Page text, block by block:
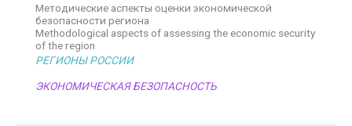
Методические аспекты оценки экономической
безопасности региона
Methodological aspects of assessing the economic security
of the region
РЕГИОНЫ РОССИИ
ЭКОНОМИЧЕСКАЯ БЕЗОПАСНОСТЬ